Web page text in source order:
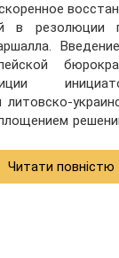
в резолюции
Читати повністю